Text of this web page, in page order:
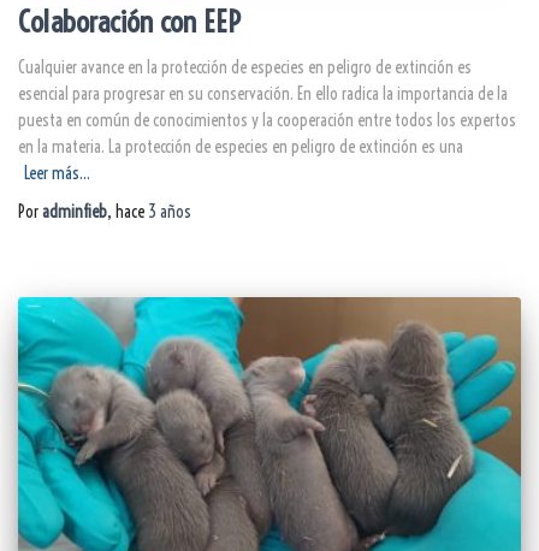
Colaboración con EEP
Cualquier avance en la protección de especies en peligro de extinción es
esencial para progresar en su conservación. En ello radica la importancia de la
puesta en común de conocimientos y la cooperación entre todos los expertos
en la materia. La protección de especies en peligro de extinción es una
Leer más…
Poradminfieb, hace 3 años